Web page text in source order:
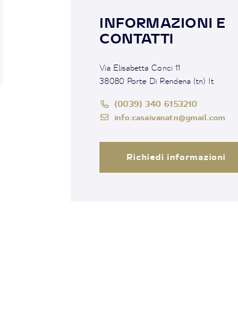
INFORMAZIONI E
CONTATTI
Via Elisabetta Conci 11
38080 Porte Di Rendena (tn) It
(0039) 340 6153210
info.casaivanatn@gmail.com
Richiedi informazioni